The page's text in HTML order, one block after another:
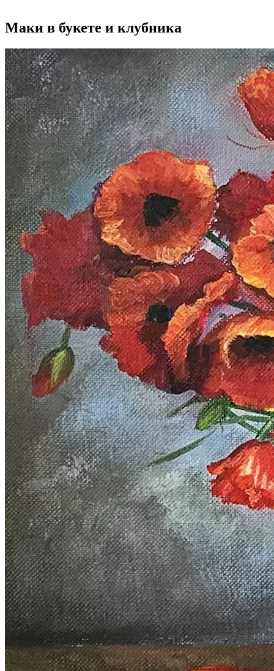
Маки в букете и клубника